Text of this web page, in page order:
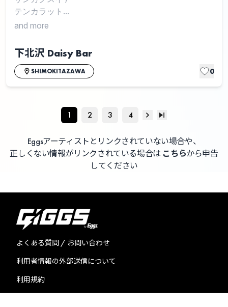
テンカラット...
and more
下北沢 Daisy Bar
SHIMOKITAZAWA 0
1 2 3 4
Eggsアーティストとリンクされていない場合や、
正しくない情報がリンクされている場合は こちらから申告
してください
よくある質問 / お問い合わせ
利用者情報の外部送信について
利用規約